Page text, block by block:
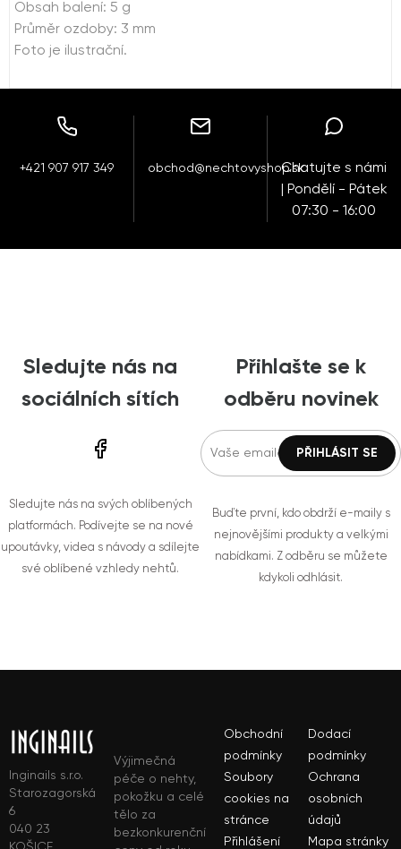
Obsah balení: 5 g
Průměr ozdoby: 3 mm
Foto je ilustrační.
+421 907 917 349 obchod@nechtovyshop.skChatujte s námi
| Pondělí - Pátek
07:30 - 16:00
Sledujte nás na
sociálních sítích
Sledujte nás na svých oblíbených
platformách. Podívejte se na nové
upoutávky, videa s návody a sdílejte
své oblíbené vzhledy nehtů.
Přihlašte se k
odběru novinek
Buďte první, kdo obdrží e-maily s
nejnovějšími produkty a velkými
nabídkami. Z odběru se můžete
kdykoli odhlásit.
Inginails s.r.o.
Starozagorská
6
040 23
Výjimečná
péče o nehty,
pokožku a celé
tělo za
bezkonkurenční
Obchodní
podmínky
Dodací
podmínky
Soubory
cookies na
stránce
Ochrana
osobních
údajů
Přihlášení
Mapa stránky